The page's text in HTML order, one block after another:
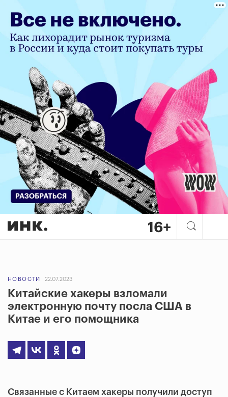
НОВОСТИ 22.07.2023
Китайские хакеры взломали
электронную почту посла США в
Китае и его помощника
Связанные с Китаем хакеры получили доступ